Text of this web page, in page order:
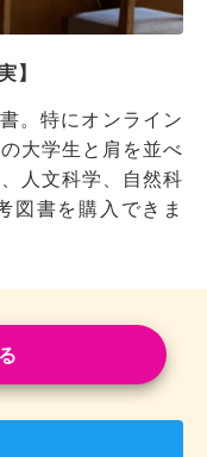
】
。特にオンライン
大学生と肩を並べ
人文科学、自然科
図書を購入できま